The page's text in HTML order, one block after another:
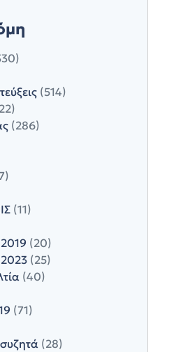
(514)
(286)
(11)
(20)
(25)
(40)
(71)
(28)